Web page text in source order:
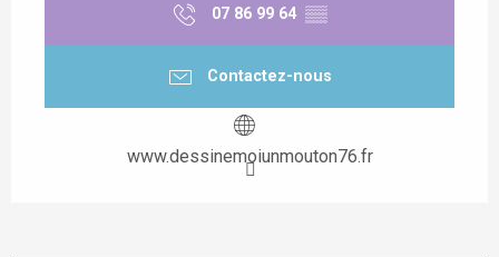
07 86 99 64 ▒▒
Contactez-nous
www.dessinemoiunmouton76.fr